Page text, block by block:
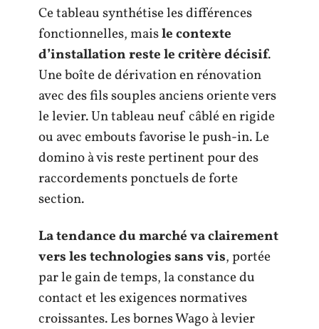
Ce tableau synthétise les différences
fonctionnelles, maisle contexte
d’installation reste le critère décisif.
Une boîte de dérivation en rénovation
avec des fils souples anciens oriente vers
le levier. Un tableau neuf câblé en rigide
ou avec embouts favorise le push-in. Le
domino à vis reste pertinent pour des
raccordements ponctuels de forte
section.
La tendance du marché va clairement
vers les technologies sans vis, portée
par le gain de temps, la constance du
contact et les exigences normatives
croissantes. Les bornes Wago à levier